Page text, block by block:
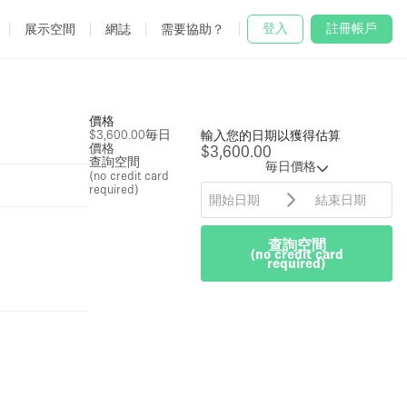
展示空間 網誌 需要協助？ 登入 註冊帳戶
輸入您的日期以獲得估算
$3,600.00
毎日價格
查詢空間
(no credit card
required)
價格
$3,600.00毎日
價格
查詢空間
(no credit card
required)